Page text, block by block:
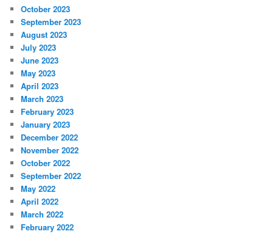
October 2023
September 2023
August 2023
July 2023
June 2023
May 2023
April 2023
March 2023
February 2023
January 2023
December 2022
November 2022
October 2022
September 2022
May 2022
April 2022
March 2022
February 2022